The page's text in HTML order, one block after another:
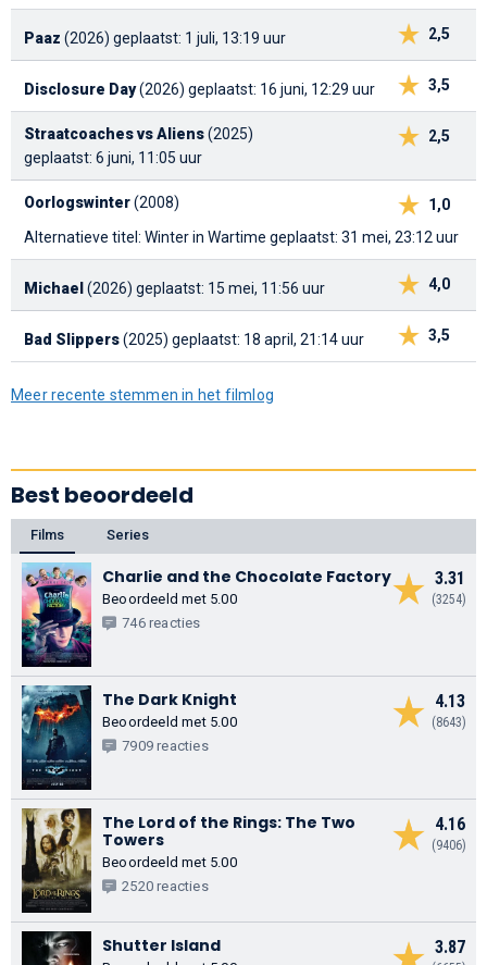
2,5
Paaz (2026) geplaatst: 1 juli, 13:19 uur
3,5
Disclosure Day(2026) geplaatst: 16 juni, 12:29 uur
2,5
Straatcoaches vs Aliens(2025)
geplaatst: 6 juni, 11:05 uur
1,0
Oorlogswinter(2008)
Alternatieve titel: Winter in Wartime geplaatst: 31 mei, 23:12 uur
4,0
Michael (2026) geplaatst: 15 mei, 11:56 uur
3,5
Bad Slippers(2025) geplaatst: 18 april, 21:14 uur
Meer recente stemmen in het filmlog
Best beoordeeld
Films Series
3.31
(3254)
Charlie and the Chocolate Factory
Beoordeeld met 5.00
746 reacties
4.13
(8643)
The Dark Knight
Beoordeeld met 5.00
7909 reacties
4.16
(9406)
The Lord of the Rings: The Two
Towers
Beoordeeld met 5.00
2520 reacties
3.87
Shutter Island